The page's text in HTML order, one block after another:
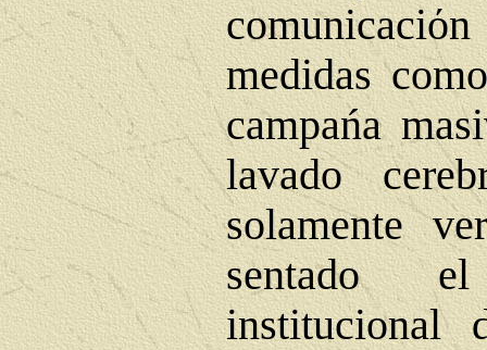
comunicaciόn
medidas
campańa
lavado
solamente
sentado
institucional